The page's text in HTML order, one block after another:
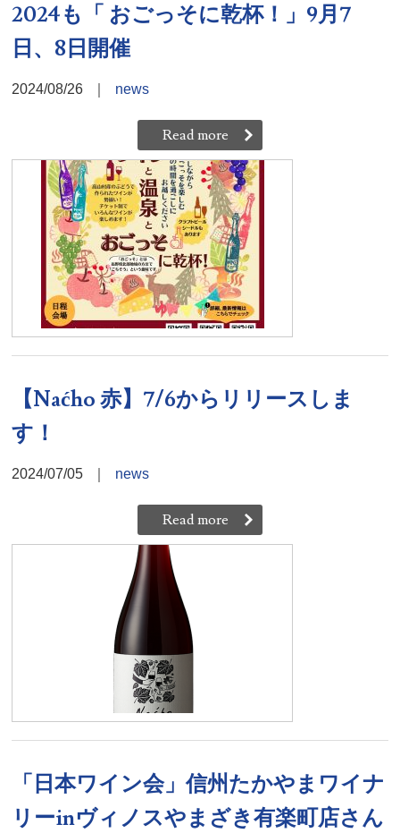
2024も「 おごっそに乾杯！」9月7
日、8日開催
2024/08/26 news
Read more
【Naćho 赤】7/6からリリースしま
す！
2024/07/05 news
Read more
「日本ワイン会」信州たかやまワイナ
リーinヴィノスやまざき有楽町店さん